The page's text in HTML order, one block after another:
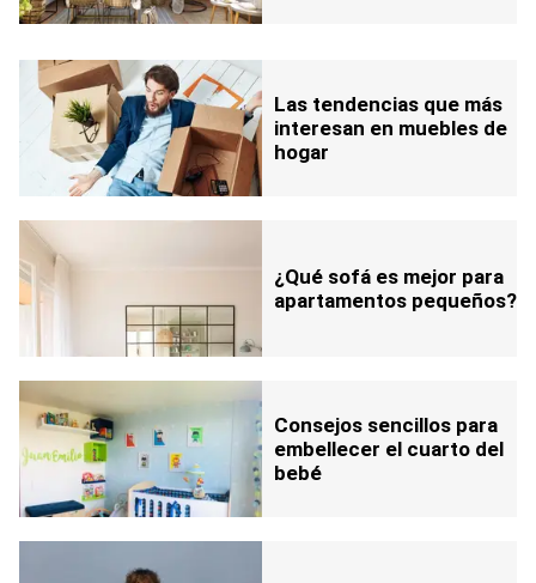
Las tendencias que más
interesan en muebles de
hogar
¿Qué sofá es mejor para
apartamentos pequeños?
Consejos sencillos para
embellecer el cuarto del
bebé